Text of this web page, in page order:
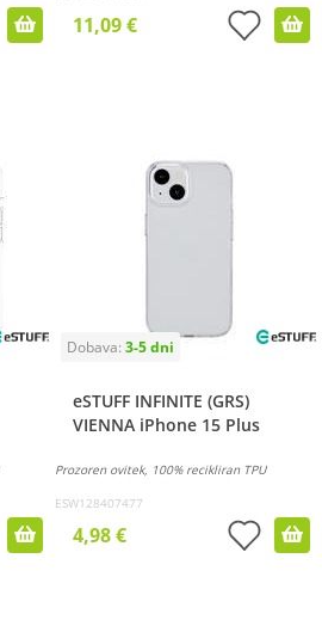
11,09 €
eSTUFF INFINITE (GRS)
VIENNA iPhone 15 Plus
Prozoren ovitek, 100% recikliran TPU
ESW128407477
4,98 €